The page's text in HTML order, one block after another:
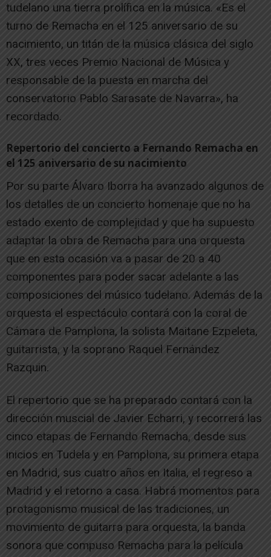
tudelano una tierra prolífica en la música. «Es el
turno de Remacha en el 125 aniversario de su
nacimiento, un titán de la música clásica del siglo
XX, tres veces Premio Nacional de Música y
responsable de la puesta en marcha del
conservatorio Pablo Sarasate de Navarra», ha
recordado.
Repertorio del concierto a Fernando Remacha en
el 125 aniversario de su nacimiento
Por su parte Álvaro Iborra ha avanzado algunos de
los detalles de un concierto homenaje que no ha
estado exento de complejidad y que ha supuesto
adaptar la obra de Remacha para una orquesta
que en esta ocasión va a pasar de 20 a 40
componentes para poder sacar adelante a las
composiciones del músico tudelano. Además de la
orquesta el espectáculo contará con la coral de
Cámara de Pamplona, la solista Maitane Ezpeleta,
guitarrista, y la soprano Raquel Fernández
Razquin.
El repertorio que se ha preparado contará con la
dirección muscial de Javier Echarri, y recorrerá las
cinco etapas de Fernando Remacha, desde sus
inicios en Tudela y en Pamplona, su primera etapa
en Madrid, sus cuatro años en Italia, el regreso a
Madrid y el retorno a casa. Habrá momentos para
protagonismo musical de las tradiciones, un
movimiento de guitarra para orquesta, la banda
sonora que compuso Remacha para la película